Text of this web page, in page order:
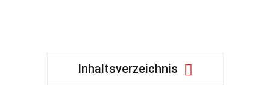
Inhaltsverzeichnis